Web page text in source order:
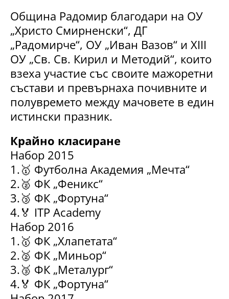
Община Радомир благодари на ОУ
„Христо Смирненски“, ДГ
„Радомирче“, ОУ „Иван Вазов“ и XIII
ОУ „Св. Св. Кирил и Методий“, които
взеха участие със своите мажоретни
състави и превърнаха почивните и
полувремето между мачовете в един
истински празник.
Крайно класиране
Набор 2015
1.🥇 Футболна Академия „Мечта“
2.🥈 ФК „Феникс“
3.🥉 ФК „Фортуна“
4.🏅 ITP Academy
Набор 2016
1.🥇 ФК „Хлапетата“
2.🥈 ФК „Миньор“
3.🥉 ФК „Металург“
4.🏅 ФК „Фортуна“